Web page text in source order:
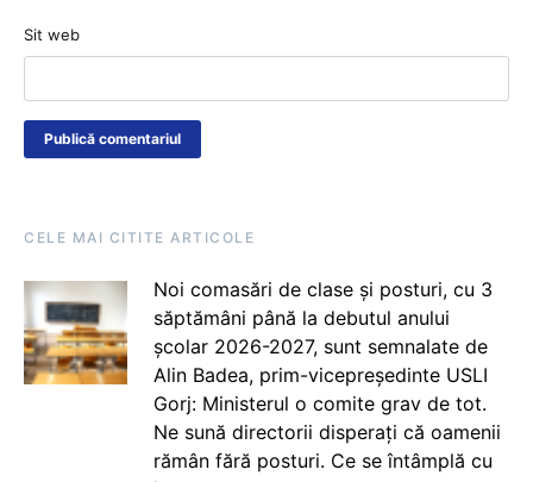
Sit web
CELE MAI CITITE ARTICOLE
Noi comasări de clase și posturi, cu 3
săptămâni până la debutul anului
școlar 2026-2027, sunt semnalate de
Alin Badea, prim-vicepreședinte USLI
Gorj: Ministerul o comite grav de tot.
Ne sună directorii disperați că oamenii
rămân fără posturi. Ce se întâmplă cu